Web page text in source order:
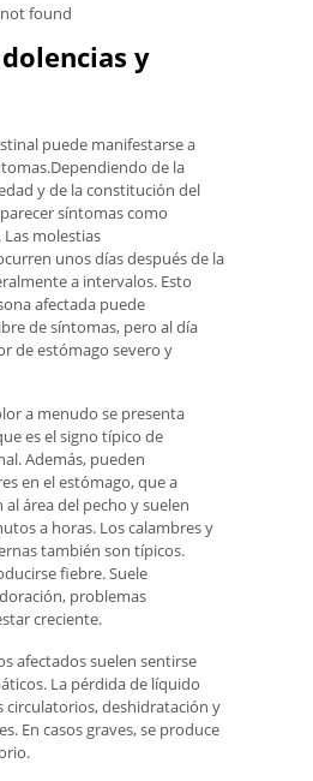
found
y
puede manifestarse a
de la
y de la constitución del
síntomas como
molestias
unos días después de la
a intervalos. Esto
afectada puede
de síntomas, pero al día
de estómago severo y
a menudo se presenta
es el signo típico de
Además, pueden
en el estómago, que a
área del pecho y suelen
a horas. Los calambres y
también son típicos.
fiebre. Suele
problemas
creciente.
afectados suelen sentirse
La pérdida de líquido
circulatorios, deshidratación y
En casos graves, se produce